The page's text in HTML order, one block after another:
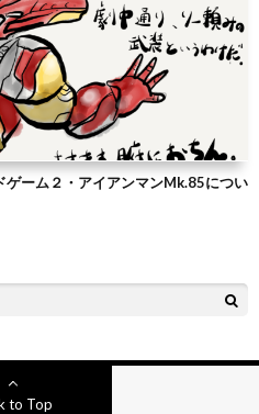
ゲーム２・アイアンマンMk.85につい
to Top